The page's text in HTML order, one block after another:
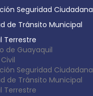
Seguridad Ciudadana
de Tránsito Municipal
Terrestre
de Guayaquil
Seguridad Ciudadana
de Tránsito Municipal
Terrestre